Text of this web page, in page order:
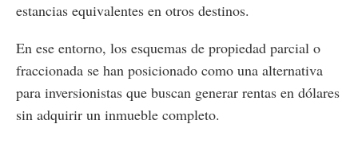
estancias equivalentes en otros destinos.
En ese entorno, los esquemas de propiedad parcial o
fraccionada se han posicionado como una alternativa
para inversionistas que buscan generar rentas en dólares
sin adquirir un inmueble completo.